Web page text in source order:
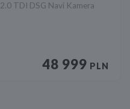
TDI DSG Navi Kamera
48 999 PLN